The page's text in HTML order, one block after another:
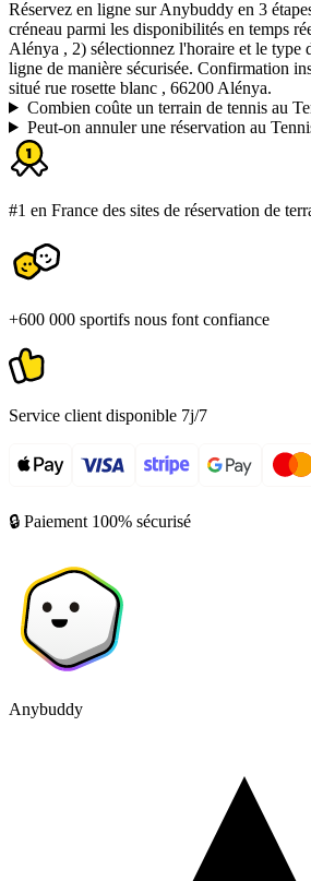
Réservez en ligne sur Anybuddy en 3
créneau parmi les disponibilités en temps
Alénya , 2) sélectionnez l'horaire et le type
ligne de manière sécurisée. Confirmation
situé rue rosette blanc , 66200 Alénya.
Combien coûte un terrain de tennis au
Peut-on annuler une réservation au
#1 en France des sites de réservation de
+600 000 sportifs nous font confiance
Service client disponible 7j/7
🔒 Paiement 100% sécurisé
Anybuddy